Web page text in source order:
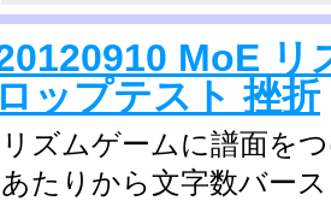
MoE リ
ロップテスト 挫折
リズムゲームに譜面を
あたりから文字数バー